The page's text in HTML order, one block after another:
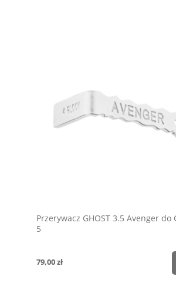
Przerywacz GHOST 3.5 Avenger do
5
79,00 zł